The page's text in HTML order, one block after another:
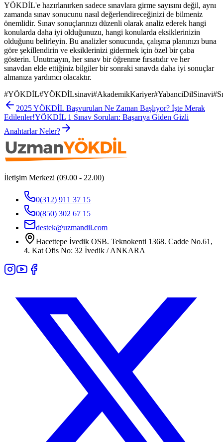
YÖKDİL'e hazırlanırken sadece sınavlara girme sayısını değil, aynı
zamanda sınav sonucunu nasıl değerlendireceğinizi de bilmeniz
önemlidir. Sınav sonuçlarınızı düzenli olarak analiz ederek hangi
konularda daha iyi olduğunuzu, hangi konularda eksiklerinizin
olduğunu belirleyin. Bu analizler sonucunda, çalışma planınızı buna
göre şekillendirin ve eksiklerinizi gidermek için özel bir çaba
gösterin. Unutmayın, her sınav bir öğrenme fırsatıdır ve her
sınavdan elde ettiğiniz bilgiler bir sonraki sınavda daha iyi sonuçlar
almanıza yardımcı olacaktır.
#YÖKDİL#YÖKDİLsinavi#AkademikKariyer#YabanciDilSinavi#
2025 YÖKDİL Başvuruları Ne Zaman Başlıyor? İşte Merak
Edilenler!YÖKDİL 1 Sınav Soruları: Başarıya Giden Gizli
Anahtarlar Neler?
İletişim Merkezi (09.00 - 22.00)
0(312) 911 37 15
0(850) 302 67 15
destek@uzmandil.com
Hacettepe İvedik OSB. Teknokenti 1368. Cadde No.61,
4. Kat Ofis No: 32 İvedik / ANKARA